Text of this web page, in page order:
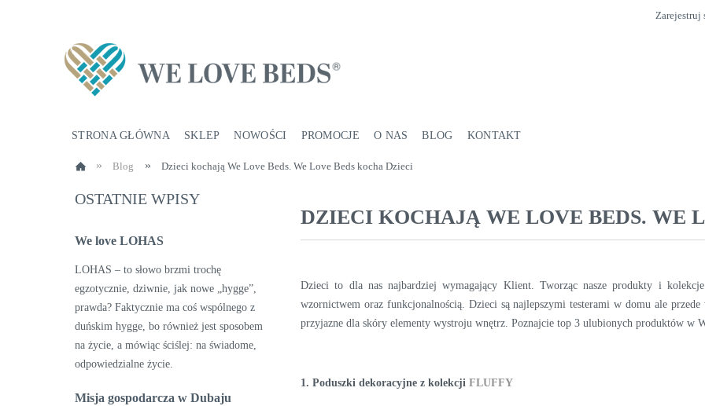
Zarejestruj
STRONA GŁÓWNA SKLEP NOWOŚCI PROMOCJE O NAS BLOG KONTAKT
» Blog » Dzieci kochają We Love Beds. We Love Beds kocha Dzieci
OSTATNIE WPISY
We love LOHAS
LOHAS – to słowo brzmi trochę
egzotycznie, dziwnie, jak nowe „hygge”,
prawda? Faktycznie ma coś wspólnego z
duńskim hygge, bo również jest sposobem
na życie, a mówiąc ściślej: na świadome,
odpowiedzialne życie.
Misja gospodarcza w Dubaju
DZIECI KOCHAJĄ WE LOVE BEDS. WE
Dzieci to dla nas najbardziej wymagający Klient. Tworząc nasze produkty i
wzornictwem oraz funkcjonalnością. Dzieci są najlepszymi testerami w domu ale
przyjazne dla skóry elementy wystroju wnętrz. Poznajcie top 3 ulubionych produktów w
1. Poduszki dekoracyjne z kolekcji FLUFFY